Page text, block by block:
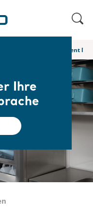
Ihre
Lave-bassin : Comment